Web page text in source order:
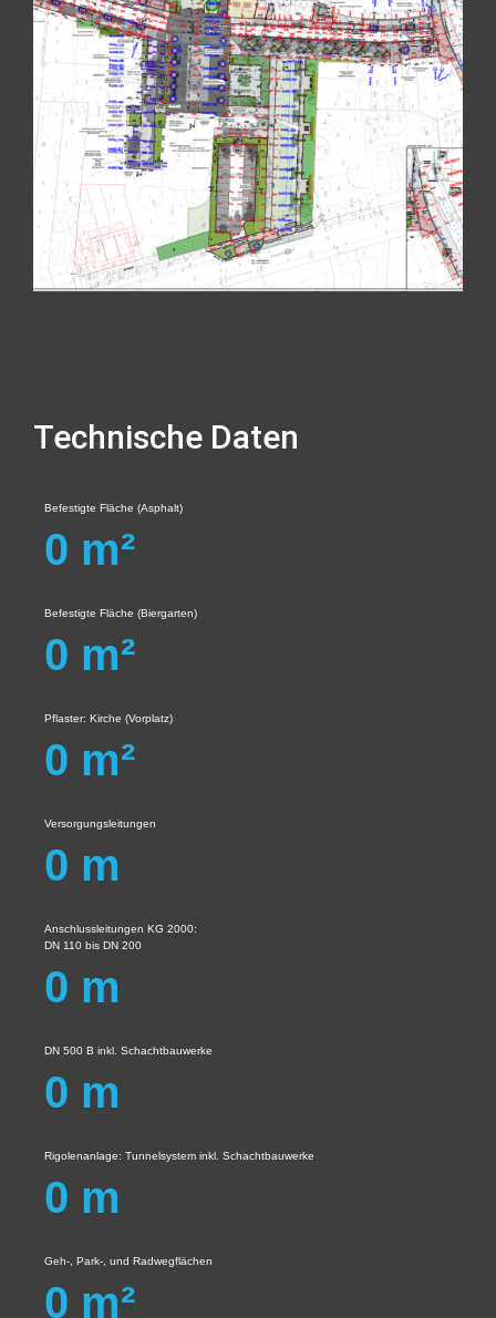
Technische Daten
Befestigte Fläche (Asphalt)
0 m²
Befestigte Fläche (Biergarten)
0 m²
Pflaster: Kirche (Vorplatz)
0 m²
Versorgungsleitungen
0 m
Anschlussleitungen KG 2000:
DN 110 bis DN 200
0 m
DN 500 B inkl. Schachtbauwerke
0 m
Rigolenanlage: Tunnelsystem inkl. Schachtbauwerke
0 m
Geh-, Park-, und Radwegflächen
0 m²